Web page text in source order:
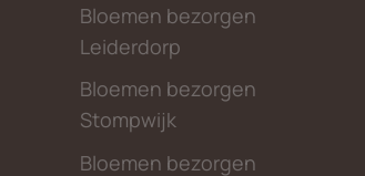
Bloemen bezorgen
Leiderdorp
Bloemen bezorgen
Stompwijk
Bloemen bezorgen